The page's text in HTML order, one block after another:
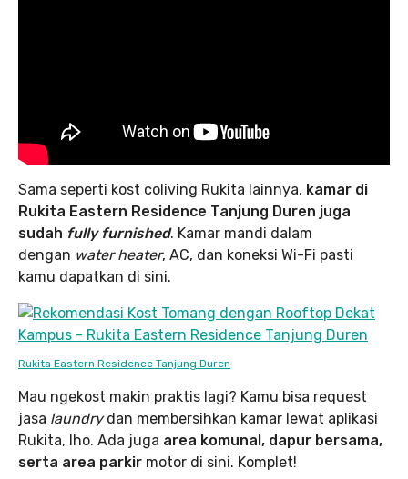
Sama seperti kost coliving Rukita lainnya, kamar di
Rukita Eastern Residence Tanjung Duren juga
sudah fully furnished. Kamar mandi dalam
dengan water heater, AC, dan koneksi Wi-Fi pasti
kamu dapatkan di sini.
Rukita Eastern Residence Tanjung Duren
Mau ngekost makin praktis lagi? Kamu bisa request
jasa laundrydan membersihkan kamar lewat aplikasi
Rukita, lho. Ada juga area komunal, dapur bersama,
serta area parkir motor di sini. Komplet!